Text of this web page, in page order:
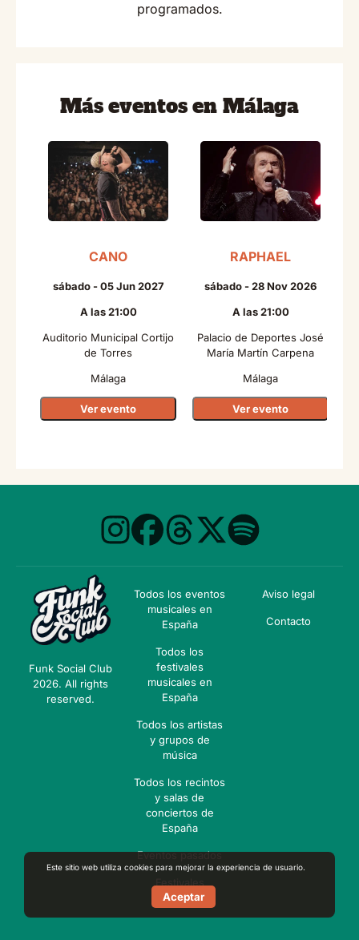
programados.
Más eventos en Málaga
CANO
sábado - 05 Jun 2027
A las 21:00
Auditorio Municipal Cortijo
de Torres
Málaga
Ver evento
RAPHAEL
sábado - 28 Nov 2026
A las 21:00
Palacio de Deportes José
María Martín Carpena
Málaga
Ver evento
Este sitio web utiliza cookies para mejorar la experiencia de usuario.
Aceptar
Funk Social Club
2026. All rights
reserved.
Todos los eventos
musicales en
España
Todos los
festivales
musicales en
España
Todos los artistas
y grupos de
música
Todos los recintos
y salas de
conciertos de
España
Eventos pasados
Festivales
pasados
Aviso legal
Contacto